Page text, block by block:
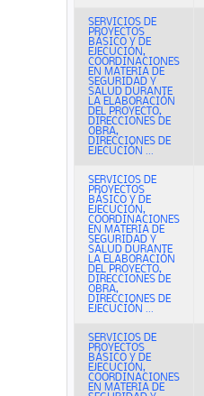
SERVICIOS DE
PROYECTOS
BÁSICO Y DE
EJECUCIÓN,
COORDINACIONES
EN MATERIA DE
SEGURIDAD Y
SALUD DURANTE
LA ELABORACIÓN
DEL PROYECTO,
DIRECCIONES DE
OBRA,
DIRECCIONES DE
EJECUCIÓN ...
SERVICIOS DE
PROYECTOS
BÁSICO Y DE
EJECUCIÓN,
COORDINACIONES
EN MATERIA DE
SEGURIDAD Y
SALUD DURANTE
LA ELABORACIÓN
DEL PROYECTO,
DIRECCIONES DE
OBRA,
DIRECCIONES DE
EJECUCIÓN ...
SERVICIOS DE
PROYECTOS
BÁSICO Y DE
EJECUCIÓN,
COORDINACIONES
EN MATERIA DE